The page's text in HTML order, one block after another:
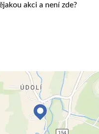
akci a není zde?